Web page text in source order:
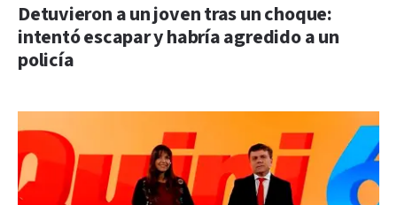
Detuvieron a un joven tras un choque:
intentó escapar y habría agredido a un
policía